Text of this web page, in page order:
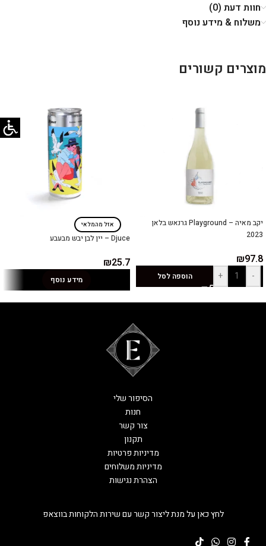
חוות דעת (0)
משלוח & מידע נוסף
מוצרים קשורים
יקב מאיה – Playground גרנאש בלאן
2023
₪97.8
-
+ הוספה לסל
אזל מהמלאי
Djuce – יין לבן יבש מבעבע
₪25.7
מידע נוסף
לחץ כאן על מנת ליצור קשר עם שירות הלקוחות בווצאפ
הסיפור שלי
חנות
צור קשר
תקנון
מדיניות פרטיות
מדיניות משלוחים
הצהרת נגישות